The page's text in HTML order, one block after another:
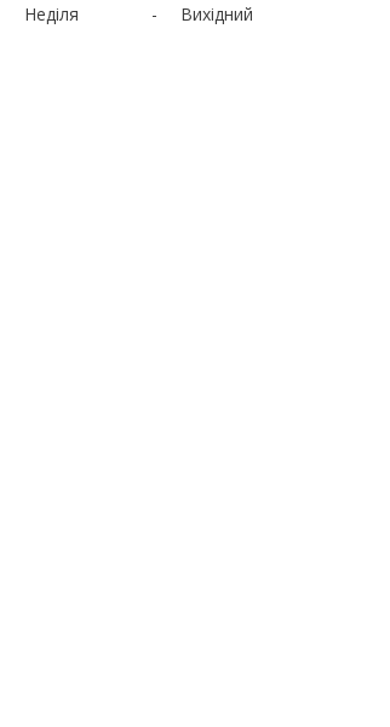
Неділя
Вихідний